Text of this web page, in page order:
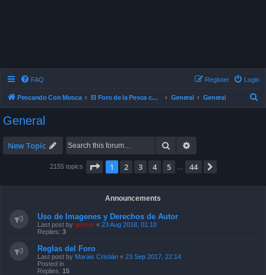
FAQ Login
Register
Pescando Con Mosca El Foro de la Pesca con Mosca en Chile General General
General
New Topic Search
2155 topics Page 1of 44
1 2 3 4 5 44
Announcements
Uso de Imagenes y Derechos de Autor
Last post by admin « 23 Aug 2018, 01:10
Replies: 3
Reglas del Foro
Last post by Marais Cristián « 23 Sep 2017, 22:14
Posted in
Replies: 15